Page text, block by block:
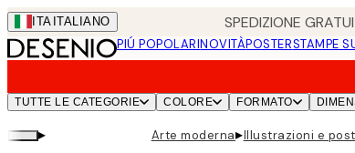
Skip
to
main
ITA ITALIANO SPEDIZIONE
PIÚ POPOLARINOVITÀPOSTERSTAMPE
TUTTE LE CATEGORIE COLORE FORMATO
▸ Arte moderna▸Illustrazioni e